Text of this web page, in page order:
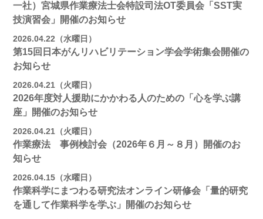
一社）宮城県作業療法士会特設司法OT委員会「SST実
技演習会」開催のお知らせ
2026.04.22（水曜日）
第15回日本がんリハビリテーション学会学術集会開催の
お知らせ
2026.04.21（火曜日）
2026年度対人援助にかかわる人のための「心を学ぶ講
座」開催のお知らせ
2026.04.21（火曜日）
作業療法 事例検討会（2026年６月～８月）開催のお
知らせ
2026.04.15（水曜日）
作業科学にまつわる研究法オンライン研修会「量的研究
を通して作業科学を学ぶ」開催のお知らせ